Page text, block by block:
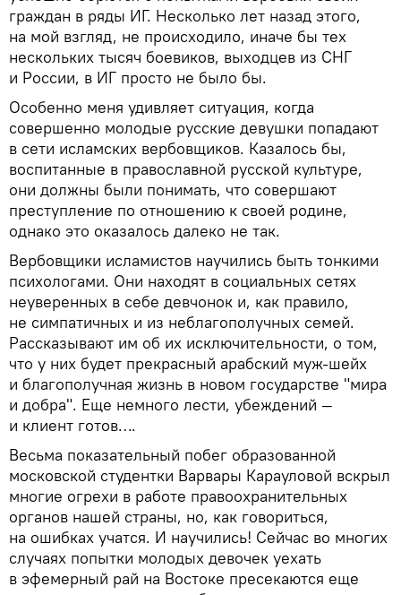
граждан в ряды ИГ. Несколько лет назад этого,
на мой взгляд, не происходило, иначе бы тех
нескольких тысяч боевиков, выходцев из СНГ
и России, в ИГ просто не было бы.
Особенно меня удивляет ситуация, когда
совершенно молодые русские девушки попадают
в сети исламских вербовщиков. Казалось бы,
воспитанные в православной русской культуре,
они должны были понимать, что совершают
преступление по отношению к своей родине,
однако это оказалось далеко не так.
Вербовщики исламистов научились быть тонкими
психологами. Они находят в социальных сетях
неуверенных в себе девчонок и, как правило,
не симпатичных и из неблагополучных семей.
Рассказывают им об их исключительности, о том,
что у них будет прекрасный арабский муж-шейх
и благополучная жизнь в новом государстве "мира
и добра". Еще немного лести, убеждений —
и клиент готов….
Весьма показательный побег образованной
московской студентки Варвары Карауловой вскрыл
многие огрехи в работе правоохранительных
органов нашей страны, но, как говориться,
на ошибках учатся. И научились! Сейчас во многих
случаях попытки молодых девочек уехать
в эфемерный рай на Востоке пресекаются еще